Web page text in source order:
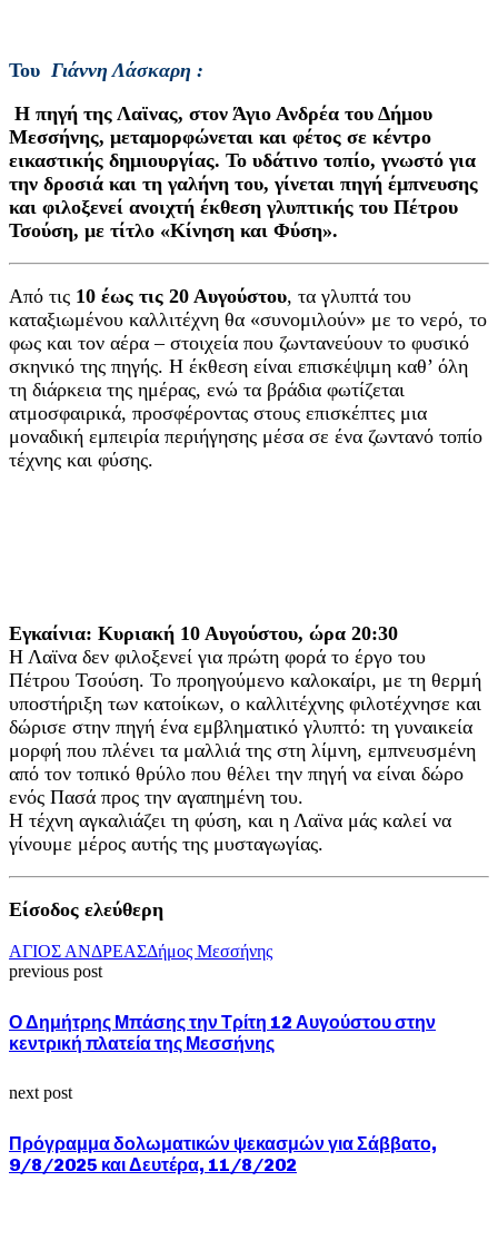
Του Γιάννη Λάσκαρη :
Η πηγή της Λαϊνας, στον Άγιο Ανδρέα του Δήμου
Μεσσήνης, μεταμορφώνεται και φέτος σε κέντρο
εικαστικής δημιουργίας. Το υδάτινο τοπίο, γνωστό για
την δροσιά και τη γαλήνη του, γίνεται πηγή έμπνευσης
και φιλοξενεί ανοιχτή έκθεση γλυπτικής του Πέτρου
Τσούση, με τίτλο «Κίνηση και Φύση».
Από τις 10 έως τις 20 Αυγούστου, τα γλυπτά του
καταξιωμένου καλλιτέχνη θα «συνομιλούν» με το νερό, το
φως και τον αέρα – στοιχεία που ζωντανεύουν το φυσικό
σκηνικό της πηγής. Η έκθεση είναι επισκέψιμη καθ’ όλη
τη διάρκεια της ημέρας, ενώ τα βράδια φωτίζεται
ατμοσφαιρικά, προσφέροντας στους επισκέπτες μια
μοναδική εμπειρία περιήγησης μέσα σε ένα ζωντανό τοπίο
τέχνης και φύσης.
Εγκαίνια: Κυριακή 10 Αυγούστου, ώρα 20:30
Η Λαϊνα δεν φιλοξενεί για πρώτη φορά το έργο του
Πέτρου Τσούση. Το προηγούμενο καλοκαίρι, με τη θερμή
υποστήριξη των κατοίκων, ο καλλιτέχνης φιλοτέχνησε και
δώρισε στην πηγή ένα εμβληματικό γλυπτό: τη γυναικεία
μορφή που πλένει τα μαλλιά της στη λίμνη, εμπνευσμένη
από τον τοπικό θρύλο που θέλει την πηγή να είναι δώρο
ενός Πασά προς την αγαπημένη του.
Η τέχνη αγκαλιάζει τη φύση, και η Λαϊνα μάς καλεί να
γίνουμε μέρος αυτής της μυσταγωγίας.
Είσοδος ελεύθερη
ΑΓΙΟΣ ΑΝΔΡΕΑΣΔήμος Μεσσήνης
previous post
Ο Δημήτρης Μπάσης την Τρίτη 12 Αυγούστου στην
κεντρική πλατεία της Μεσσήνης
next post
Πρόγραμμα δολωματικών ψεκασμών για Σάββατο,
9/8/2025 και Δευτέρα, 11/8/202